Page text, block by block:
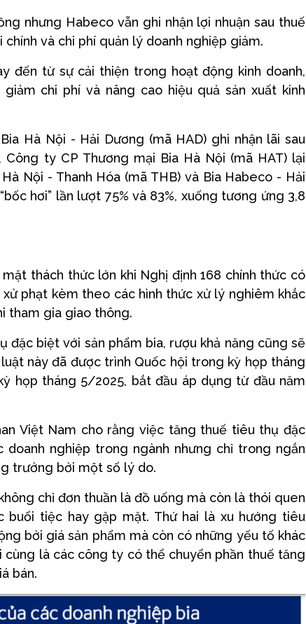
nhưng Habeco vẫn ghi nhận lợi nhuận sau thuế
và chi phí quản lý doanh nghiệp giảm.
đến từ sự cải thiện trong hoạt động kinh doanh,
chi phí và nâng cao hiệu quả sản xuất kinh
Hà Nội - Hải Dương (mã HAD) ghi nhận lãi sau
ty CP Thương mại Bia Hà Nội (mã HAT) lại
Nội - Thanh Hóa (mã THB) và Bia Habeco - Hải
hơi” lần lượt 75% và 83%, xuống tương ứng 3,8
thách thức lớn khi Nghị định 168 chính thức có
phạt kèm theo các hình thức xử lý nghiêm khắc
tham gia giao thông.
biệt với sản phẩm bia, rượu khả năng cũng sẽ
này đã được trình Quốc hội trong kỳ họp tháng
họp tháng 5/2025, bắt đầu áp dụng từ đầu năm
Việt Nam cho rằng việc tăng thuế tiêu thụ đặc
nghiệp trong ngành nhưng chỉ trong ngắn
trưởng bởi một số lý do.
chỉ đơn thuần là đồ uống mà còn là thói quen
buổi tiệc hay gặp mặt. Thứ hai là xu hướng tiêu
bởi giá sản phẩm mà còn có những yếu tố khác
cùng là các công ty có thể chuyển phần thuế tăng
bán.